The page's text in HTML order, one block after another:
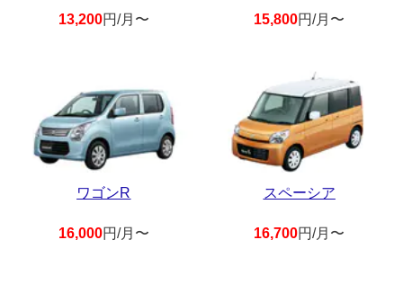
13,200円/月〜 15,800円/月〜
ワゴンR
16,000円/月〜
スペーシア
16,700円/月〜